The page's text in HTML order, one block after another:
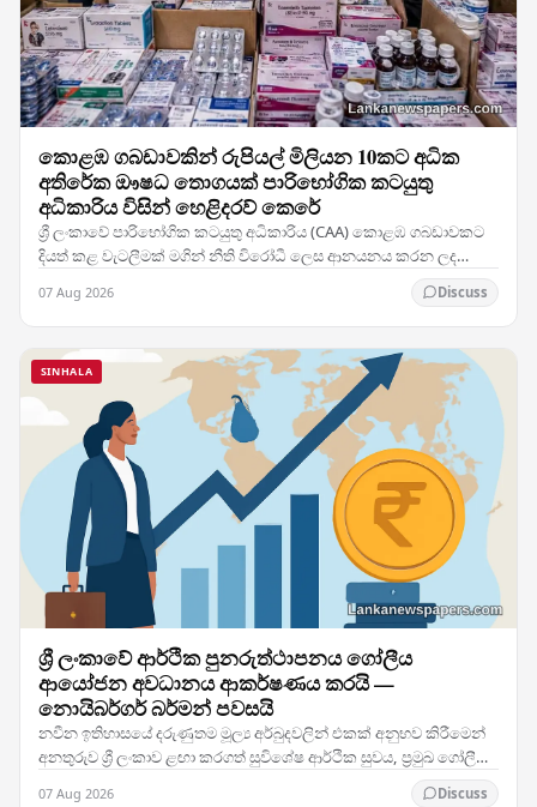
කොළඹ ගබඩාවකින් රුපියල් මිලියන 10කට අධික
අතිරේක ඖෂධ තොගයක් පාරිභෝගික කටයුතු
අධිකාරිය විසින් හෙළිදරව් කෙරේ
ශ්‍රී ලංකාවේ පාරිභෝගික කටයුතු අධිකාරිය (CAA) කොළඹ ගබඩාවකට
දියත් කළ වැටලීමක් මගින් නීති විරෝධී ලෙස ආනයනය කරන ලද
07 Aug 2026 Discuss
SINHALA
ශ්‍රී ලංකාවේ ආර්ථික පුනරුත්ථාපනය ගෝලීය
ආයෝජන අවධානය ආකර්ෂණය කරයි —
නොයිබර්ගර් බර්මන් පවසයි
නවීන ඉතිහාසයේ දරුණුතම මූල්‍ය අර්බුදවලින් එකක් අනුභව කිරීමෙන්
අනතුරුව ශ්‍රී ලංකාව ළඟා කරගත් සුවිශේෂ ආර්ථික සුවය, ප්‍රමුඛ ගෝලීය
07 Aug 2026 Discuss